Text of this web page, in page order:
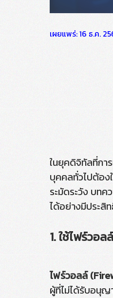
เผยแพร่: 16 ธ.ค.
ในยุคดิจิทัลที่กา
บุคคลทั่วไปต้อง
ระมัดระวัง บท
ได้อย่างมีประสิ
1. ใช้ไฟร์วอ
ไฟร์วอลล์
ผู้ที่ไม่ได้รับอนุญ